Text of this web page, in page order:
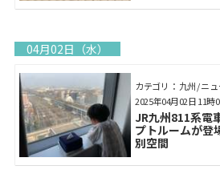
04月02日（水）
カテゴリ： 九州 / ニ
JR九州811系電
プトルームが登
別空間
2025年04月02日 11時